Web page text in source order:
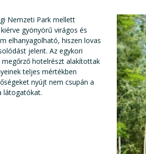
Nemzeti Park mellett
gyönyörű virágos és
elhanyagolható, hiszen lovas
jelent. Az egykori
hotelrészt alakítottak
teljes mértékben
nyújt nem csupán a
látogatókat.